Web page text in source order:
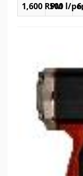
1,600 RPM
500 l/